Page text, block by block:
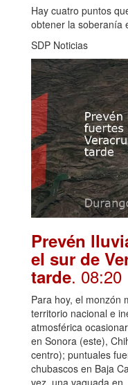
Hay cuatro puntos
obtener la soberanía
SDP Noticias
Prevén
el sur de
tarde. 08:20
Para hoy, el monzón
territorio nacional e
atmosférica
en Sonora (este),
centro); puntuales
chubascos en Baja